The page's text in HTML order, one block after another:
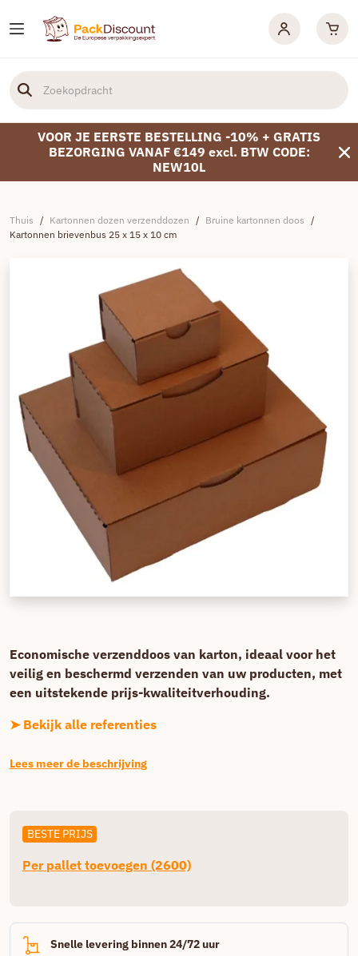
VOOR JE EERSTE BESTELLING -10% + GRATIS
BEZORGING VANAF €149 excl. BTW CODE:
NEW10L
Thuis / Kartonnen dozen verzenddozen / Bruine kartonnen doos /
Kartonnen brievenbus 25 x 15 x 10 cm
Economische verzenddoos van karton, ideaal voor het
veilig en beschermd verzenden van uw producten, met
een uitstekende prijs-kwaliteitverhouding.
➤ Bekijk alle referenties
Lees meer de beschrijving
BESTE PRIJS
Per pallet toevoegen (2600)
Snelle levering binnen 24/72 uur